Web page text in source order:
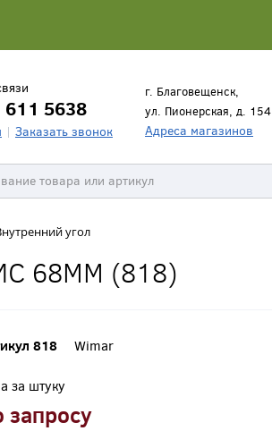
5638
Заказать звонок
г. Благовещенск,
ул. Пионерская, д. 154
Адреса магазинов
угол
68ММ (818)
818 Wimar
за штуку
запросу